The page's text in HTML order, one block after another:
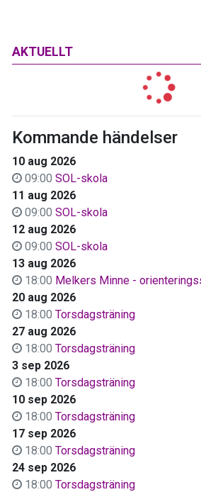
AKTUELLT
Kommande händelser
10 aug 2026
09:00 SOL-skola
11 aug 2026
09:00 SOL-skola
12 aug 2026
09:00 SOL-skola
13 aug 2026
18:00 Melkers Minne -
20 aug 2026
18:00 Torsdagsträning
27 aug 2026
18:00 Torsdagsträning
3 sep 2026
18:00 Torsdagsträning
10 sep 2026
18:00 Torsdagsträning
17 sep 2026
18:00 Torsdagsträning
24 sep 2026
18:00 Torsdagsträning